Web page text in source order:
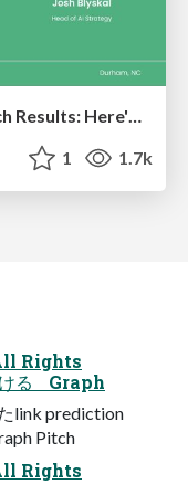
1 1.7k
Rights
ける Graph
link prediction
Pitch
Rights